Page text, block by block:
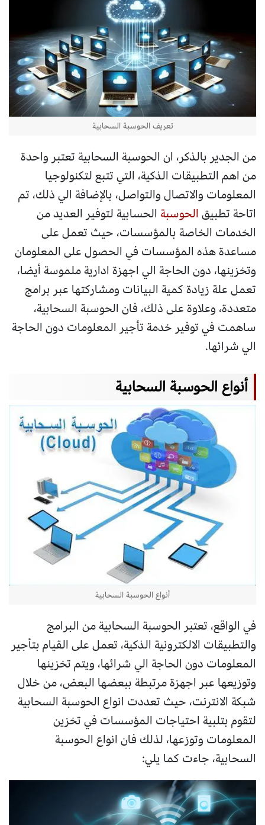
تعريف الحوسبة السحابية
من الجدير بالذكر، ان الحوسبة السحابية تعتبر واحدة
من اهم التطبيقات الذكية، التي تتبع لتكنولوجيا
المعلومات والاتصال والتواصل، بالإضافة الي ذلك، تم
اتاحة تطبيقالحوسبة الحسابية لتوفير العديد من
الخدمات الخاصة بالمؤسسات، حيث تعمل على
مساعدة هذه المؤسسات في الحصول على المعلومان
وتخزينها، دون الحاجة الي اجهزة ادارية ملموسة أيضا،
تعمل علة زيادة كمية البيانات ومشاركتها عبر برامج
متعددة، وعلاوة على ذلك، فان الحوسبة السحابية،
ساهمت في توفير خدمة تأجير المعلومات دون الحاجة
الي شرائها.
أنواع الحوسبة السحابية
أنواع الحوسبة السحابية
في الواقع، تعتبر الحوسبة السحابية من البرامج
والتطبيقات الالكترونية الذكية، تعمل على القيام بتأجير
المعلومات دون الحاجة الي شرائها، ويتم تخزينها
وتوزيعها عبر اجهزة مرتبطة ببعضها البعض، من خلال
شبكة الانترنت، حيث تعددت انواع الحوسبة السحابية
لتقوم بتلبية احتياجات المؤسسات في تخزين
المعلومات وتوزعها، لذلك فان انواع الحوسبة
السحابية، جاءت كما يلي: